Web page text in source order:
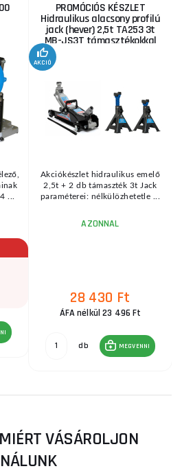
...
PROMÓCIÓS KÉSZLET
Hidraulikus alacsony profilú
jack (hever) 2,5t TA253 3t
MB-JS3T támasztékokkal
AKCIÓ
Akciókészlet hidraulikus emelő
2,5t + 2 db támaszték 3t Jack
paraméterei: nélkülözhetetle ...
AZONNAL
28 430 Ft
ÁFA nélkül 23 496 Ft
db MEGVENNI
VÁSÁROLJON
NÁLUNK